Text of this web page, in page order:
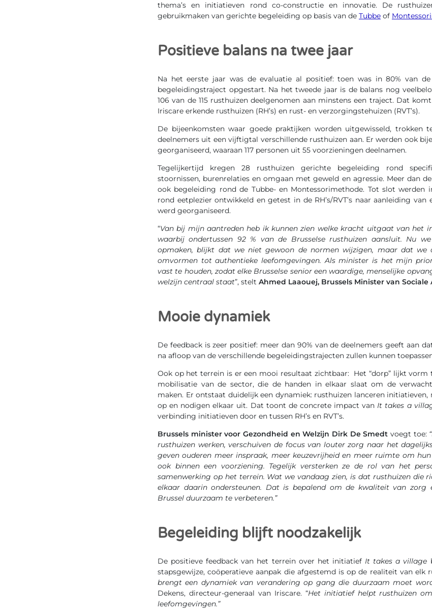
thema’s en initiatieven rond co-constructie en innovatie. De
gebruikmaken van gerichte begeleiding op basis van de Tubbe of
Positieve balans na twee jaar
Na het eerste jaar was de evaluatie al positief: toen was in 80% van
begeleidingstraject opgestart. Na het tweede jaar is de balans nog
106 van de 115 rusthuizen deelgenomen aan minstens een traject. Dat
Iriscare erkende rusthuizen (RH’s) en rust- en verzorgingstehuizen (RVT’s).
De bijeenkomsten waar goede praktijken worden uitgewisseld, trokken
deelnemers uit een vijftigtal verschillende rusthuizen aan. Er werden ook
georganiseerd, waaraan 117 personen uit 55 voorzieningen deelnamen.
Tegelijkertijd kregen 28 rusthuizen gerichte begeleiding rond
stoornissen, burenrelaties en omgaan met geweld en agressie. Meer dan
ook begeleiding rond de Tubbe- en Montessorimethode. Tot slot werden
rond eetplezier ontwikkeld en getest in de RH’s/RVT’s naar aanleiding
werd georganiseerd.
“Van bij mijn aantreden heb ik kunnen zien welke kracht uitgaat van het
waarbij ondertussen 92 % van de Brusselse rusthuizen aansluit. Nu
opmaken, blijkt dat we niet gewoon de normen wijzigen, maar dat we
omvormen tot authentieke leefomgevingen. Als minister is het mijn
vast te houden, zodat elke Brusselse senior een waardige, menselijke
welzijn centraal staat”, stelt Ahmed Laaouej, Brussels Minister van
Mooie dynamiek
De feedback is zeer positief: meer dan 90% van de deelnemers geeft aan
na afloop van de verschillende begeleidingstrajecten zullen kunnen
Ook op het terrein is er een mooi resultaat zichtbaar: Het “dorp” lijkt
mobilisatie van de sector, die de handen in elkaar slaat om de
maken. Er ontstaat duidelijk een dynamiek: rusthuizen lanceren
op en nodigen elkaar uit. Dat toont de concrete impact van It takes a
verbinding initiatieven door en tussen RH’s en RVT’s.
Brussels minister voor Gezondheid en Welzijn Dirk De Smedt voegt toe:
rusthuizen werken, verschuiven de focus van louter zorg naar het
geven ouderen meer inspraak, meer keuzevrijheid en meer ruimte om
ook binnen een voorziening. Tegelijk versterken ze de rol van het
samenwerking op het terrein. Wat we vandaag zien, is dat rusthuizen die
elkaar daarin ondersteunen. Dat is bepalend om de kwaliteit van zorg
Brussel duurzaam te verbeteren.”
Begeleiding blijft noodzakelijk
De positieve feedback van het terrein over het initiatief It takes a village
stapsgewijze, coöperatieve aanpak die afgestemd is op de realiteit van elk
brengt een dynamiek van verandering op gang die duurzaam moet
Dekens, directeur-generaal van Iriscare. “Het initiatief helpt rusthuizen
leefomgevingen.”